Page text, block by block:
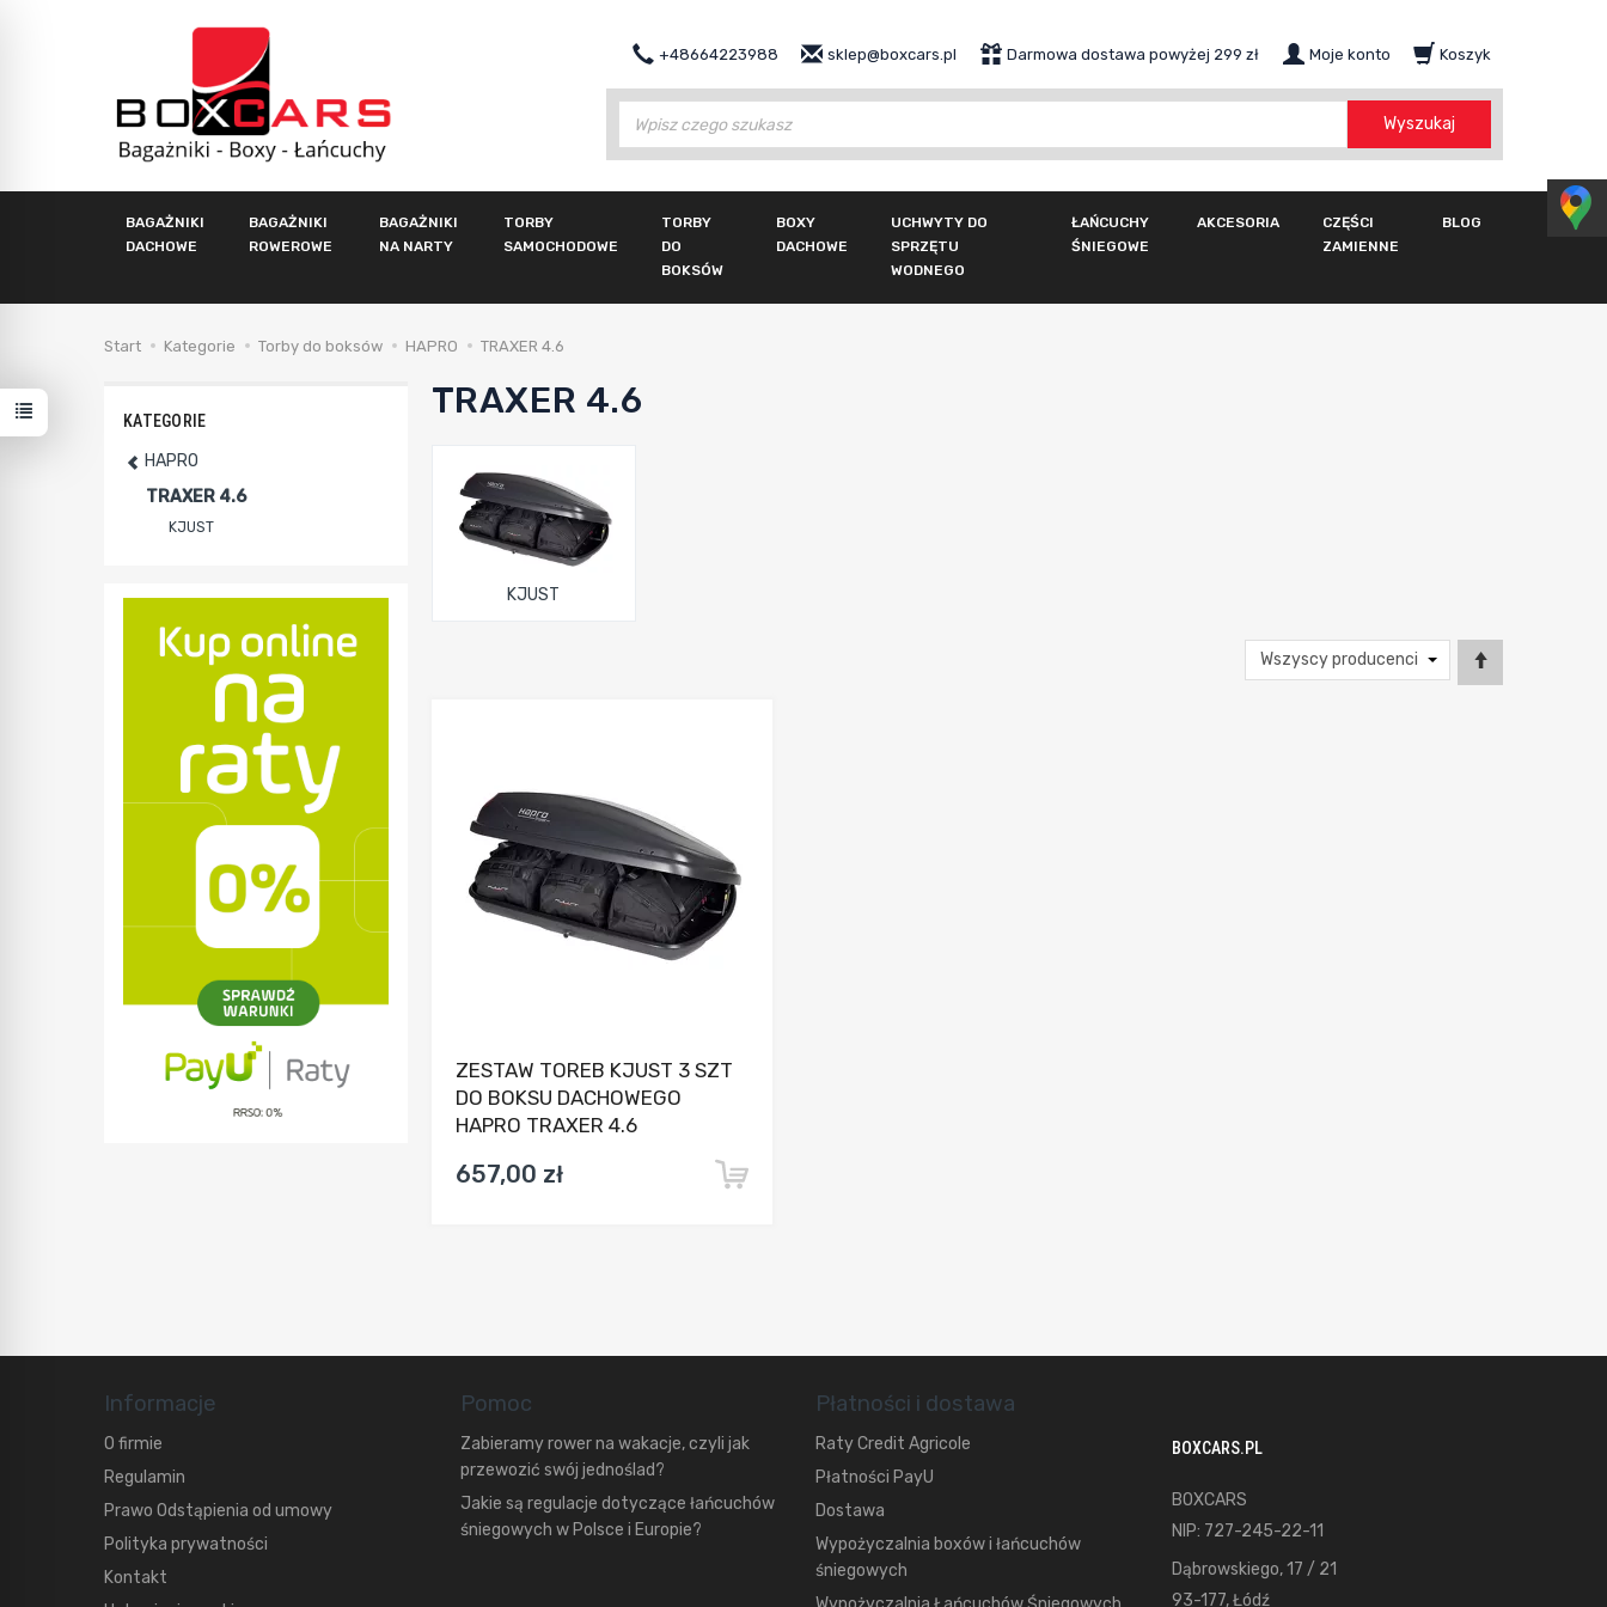
+48664223988 Darmowa dostawa powyżej 299 zł
sklep@boxcars.pl Moje konto Koszyk
Wyszukaj
BAGAŻNIKI
DACHOWE
BAGAŻNIKI
ROWEROWE
BAGAŻNIKI
NA NARTY
TORBY
SAMOCHODOWE
TORBY
DO
BOKSÓW
BOXY
DACHOWE
UCHWYTY DO
SPRZĘTU
WODNEGO
ŁAŃCUCHY
ŚNIEGOWE
AKCESORIA
CZĘŚCI
ZAMIENNE
BLOG
Start Kategorie Torby do boksów HAPRO TRAXER 4.6
TRAXER 4.6
KJUST
ZESTAW TOREB KJUST 3 SZT
DO BOKSU DACHOWEGO
HAPRO TRAXER 4.6
657,00 zł
KATEGORIE
HAPRO
TRAXER 4.6
KJUST
Informacje
O firmie
Regulamin
Prawo Odstąpienia od umowy
Polityka prywatności
Kontakt
Pomoc
Zabieramy rower na wakacje, czyli jak
przewozić swój jednoślad?
Jakie są regulacje dotyczące łańcuchów
śniegowych w Polsce i Europie?
Płatności i dostawa
Raty Credit Agricole
Płatności PayU
Dostawa
Wypożyczalnia boxów i łańcuchów
śniegowych
BOXCARS.PL
BOXCARS
NIP: 727-245-22-11
Dąbrowskiego, 17 / 21
93-177, Łódź